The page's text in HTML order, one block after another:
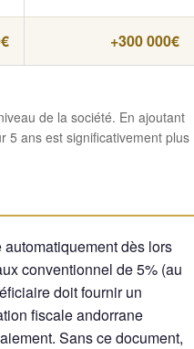
+300 000€
de la société. En ajoutant
5 ans est significativement plus
dès lors
conventionnel de 5% (au
doit fournir un
fiscale andorrane
Sans ce document,